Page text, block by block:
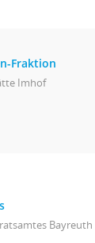
Fraktion
Imhof
Bayreuth